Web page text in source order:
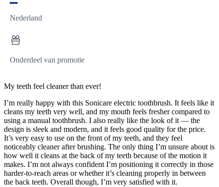
Nederland
Onderdeel van promotie
My teeth feel cleaner than ever!
I’m really happy with this Sonicare electric toothbrush. It feels like it
cleans my teeth very well, and my mouth feels fresher compared to
using a manual toothbrush. I also really like the look of it — the
design is sleek and modern, and it feels good quality for the price.
It’s very easy to use on the front of my teeth, and they feel
noticeably cleaner after brushing. The only thing I’m unsure about is
how well it cleans at the back of my teeth because of the motion it
makes. I’m not always confident I’m positioning it correctly in those
harder-to-reach areas or whether it’s cleaning properly in between
the back teeth. Overall though, I’m very satisfied with it.